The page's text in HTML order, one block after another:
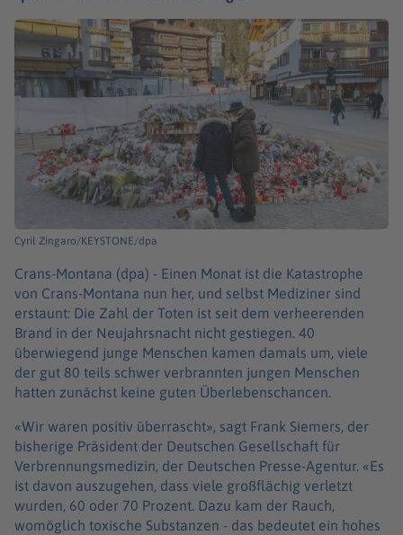
Cyril Zingaro/KEYSTONE/dpa
Crans-Montana (dpa) - Einen Monat ist die Katastrophe
von Crans-Montana nun her, und selbst Mediziner sind
erstaunt: Die Zahl der Toten ist seit dem verheerenden
Brand in der Neujahrsnacht nicht gestiegen. 40
überwiegend junge Menschen kamen damals um, viele
der gut 80 teils schwer verbrannten jungen Menschen
hatten zunächst keine guten Überlebenschancen.
«Wir waren positiv überrascht», sagt Frank Siemers, der
bisherige Präsident der Deutschen Gesellschaft für
Verbrennungsmedizin, der Deutschen Presse-Agentur. «Es
ist davon auszugehen, dass viele großflächig verletzt
wurden, 60 oder 70 Prozent. Dazu kam der Rauch,
womöglich toxische Substanzen - das bedeutet ein hohes